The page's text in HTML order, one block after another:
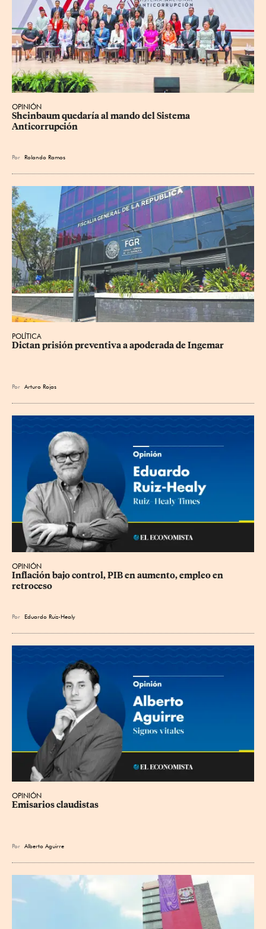
OPINIÓN
Sheinbaum quedaría al mando del Sistema
Anticorrupción
Por Rolando Ramos
POLÍTICA
Dictan prisión preventiva a apoderada de Ingemar
Por Arturo Rojas
OPINIÓN
Inflación bajo control, PIB en aumento, empleo en
retroceso
Por Eduardo Ruiz-Healy
OPINIÓN
Emisarios claudistas
Por Alberto Aguirre